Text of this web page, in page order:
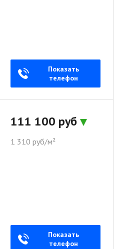
Показать
телефон
111 100 руб
1 310 руб/м²
Показать
телефон